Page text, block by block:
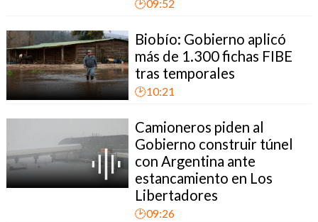
🕑09:52
Biobío: Gobierno aplicó
más de 1.300 fichas FIBE
tras temporales
🕑10:21
Camioneros piden al
Gobierno construir túnel
con Argentina ante
estancamiento en Los
Libertadores
🕑09:26